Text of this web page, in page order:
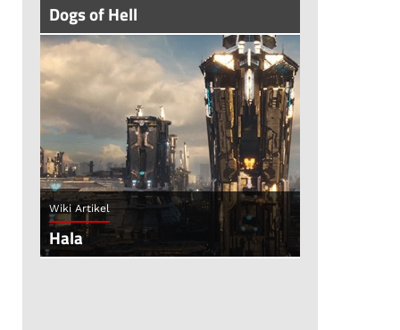
Dogs of Hell
Wiki Artikel
Hala